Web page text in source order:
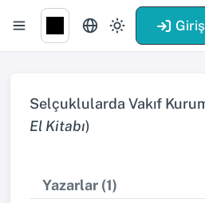
Giriş
Selçuklularda Vakıf
El Kitabı)
Yazarlar (1)